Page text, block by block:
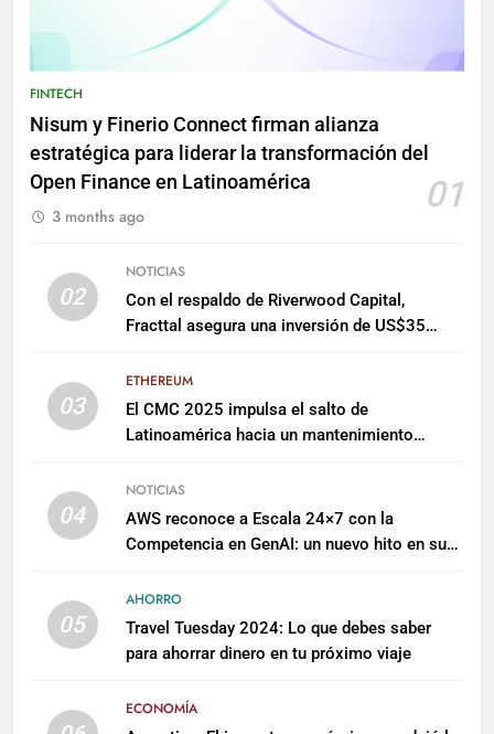
FINTECH
Nisum y Finerio Connect firman alianza
estratégica para liderar la transformación del
Open Finance en Latinoamérica
01
3 months ago
02
NOTICIAS
Con el respaldo de Riverwood Capital,
Fracttal asegura una inversión de US$35
03
ETHEREUM
El CMC 2025 impulsa el salto de
Latinoamérica hacia un mantenimiento
04
NOTICIAS
AWS reconoce a Escala 24×7 con la
Competencia en GenAI: un nuevo hito en su
05
AHORRO
Travel Tuesday 2024: Lo que debes saber
para ahorrar dinero en tu próximo viaje
ECONOMÍA